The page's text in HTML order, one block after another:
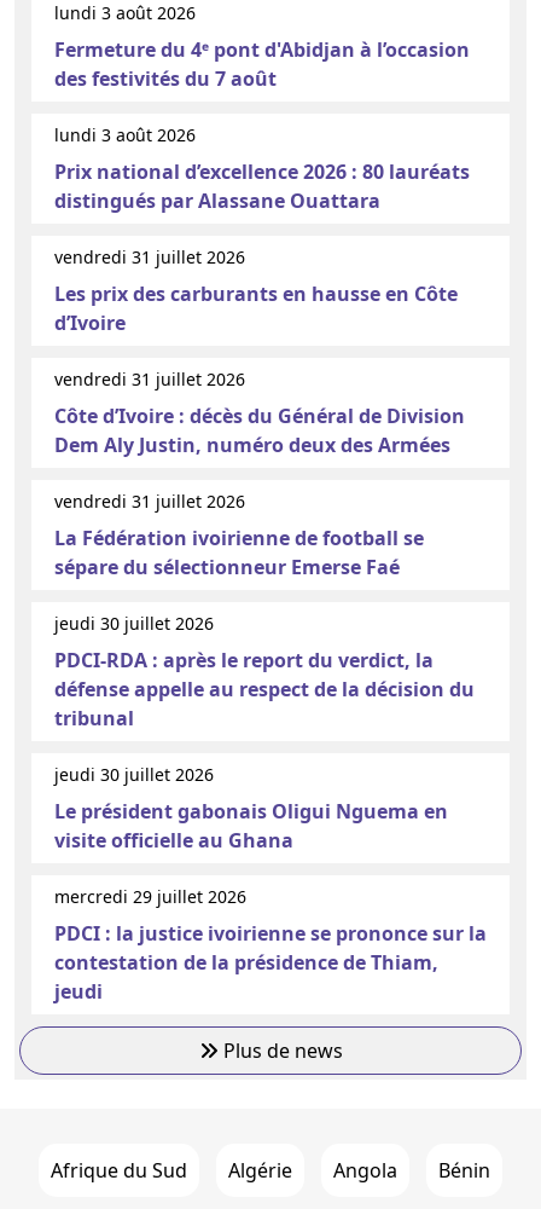
lundi 3 août 2026
Fermeture du 4ᵉ pont d'Abidjan à l’occasion
des festivités du 7 août
lundi 3 août 2026
Prix national d’excellence 2026 : 80 lauréats
distingués par Alassane Ouattara
vendredi 31 juillet 2026
Les prix des carburants en hausse en Côte
d’Ivoire
vendredi 31 juillet 2026
Côte d’Ivoire : décès du Général de Division
Dem Aly Justin, numéro deux des Armées
vendredi 31 juillet 2026
La Fédération ivoirienne de football se
sépare du sélectionneur Emerse Faé
jeudi 30 juillet 2026
PDCI-RDA : après le report du verdict, la
défense appelle au respect de la décision du
tribunal
jeudi 30 juillet 2026
Le président gabonais Oligui Nguema en
visite officielle au Ghana
mercredi 29 juillet 2026
PDCI : la justice ivoirienne se prononce sur la
contestation de la présidence de Thiam,
jeudi
Plus de news
Afrique du Sud Algérie Angola Bénin